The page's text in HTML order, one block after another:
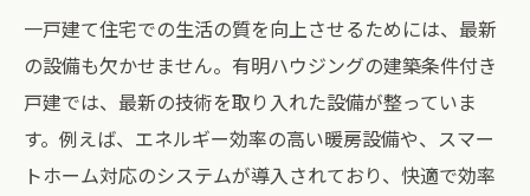
ワークライフバランスを支える空間
高齢者に優しいバリアフリー設計
次世代のための環境配慮型住宅
長期的に満足できる住まいの条件
有明ハウジングの一戸建で得られる安心と満足
一戸建て住宅での生活の質を向上させるためには、最新
の設備も欠かせません。有明ハウジングの建築条件付き
戸建では、最新の技術を取り入れた設備が整っていま
す。例えば、エネルギー効率の高い暖房設備や、スマー
トホーム対応のシステムが導入されており、快適で効率